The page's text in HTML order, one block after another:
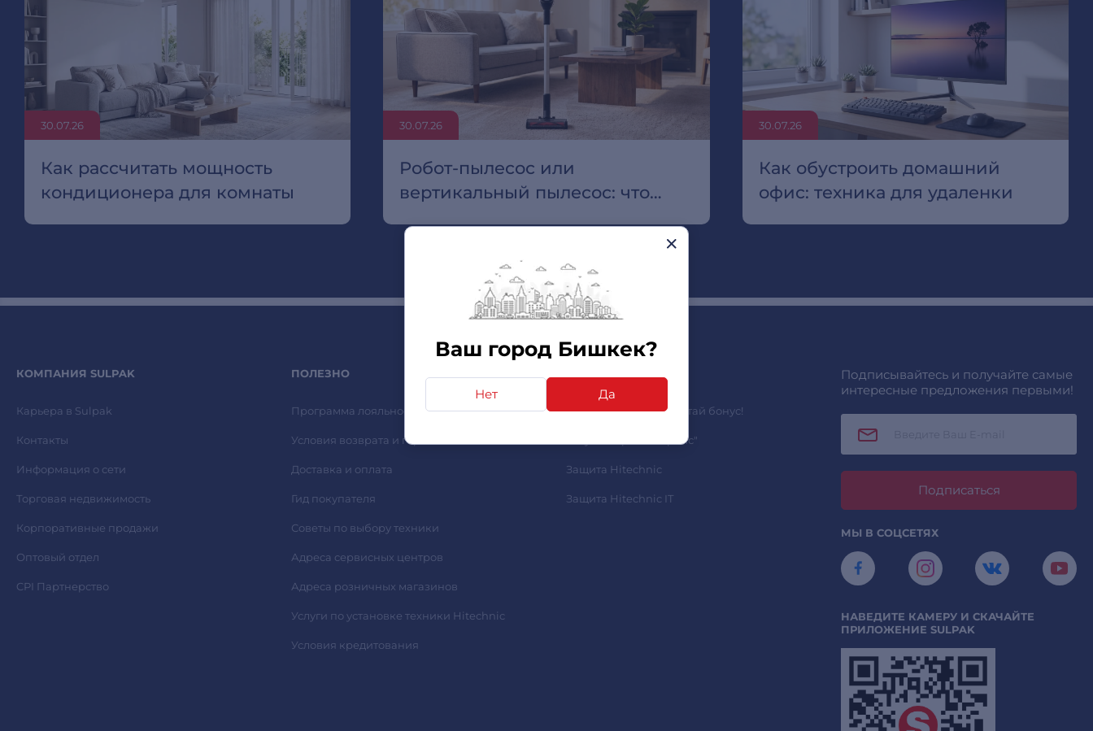
Ваш город Бишкек?
Нет Да
30.07.26
Как рассчитать мощность
кондиционера для комнаты
30.07.26
Робот-пылесос или
вертикальный пылесос: что
30.07.26
Как обустроить домашний
офис: техника для удаленки
КОМПАНИЯ SULPAK
Карьера в Sulpak
Контакты
Информация о сети
Торговая недвижимость
Корпоративные продажи
Оптовый отдел
CPI Партнерство
ПОЛЕЗНО
Программа лояльности S.Bonus
Условия возврата и гарантии
Доставка и оплата
Гид покупателя
Советы по выбору техники
Адреса сервисных центров
Адреса розничных магазинов
Услуги по установке техники Hitechnic
Условия кредитования
Оставь отзыв - заработай бонус!
Услуга "Express-Сервис"
Защита Hitechnic
Защита Hitechnic IT
Подписывайтесь и получайте самые
интересные предложения первыми!
Подписаться
МЫ В СОЦСЕТЯХ
НАВЕДИТЕ КАМЕРУ И СКАЧАЙТЕ
ПРИЛОЖЕНИЕ SULPAK